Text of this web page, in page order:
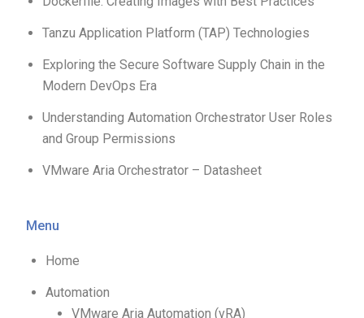
Tanzu Application Platform (TAP) Technologies
Exploring the Secure Software Supply Chain in the
Modern DevOps Era
Understanding Automation Orchestrator User Roles
and Group Permissions
VMware Aria Orchestrator – Datasheet
Menu
Home
Automation
VMware Aria Automation (vRA)